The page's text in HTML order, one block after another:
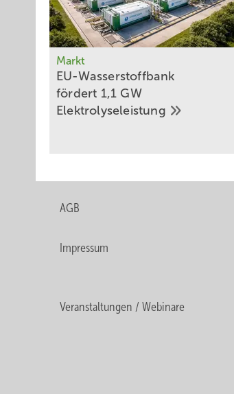
Markt
EU-Wasserstoffbank
fördert 1,1 GW
Elektrolyseleistung
AGB
Impressum
Veranstaltungen / Webinare